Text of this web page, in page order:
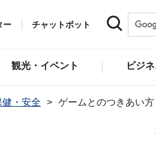
ー チャットボット
観光・イベント ビジ
・安全 ゲームとのつきあい